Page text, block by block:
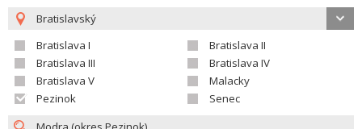
Bratislavský
Bratislava I
Bratislava II
Bratislava III
Bratislava IV
Bratislava V
Malacky
Pezinok
Senec